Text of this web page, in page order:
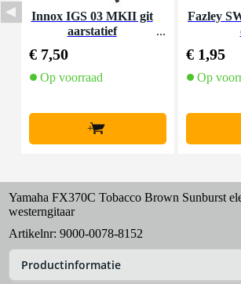
Innox IGS 03 MKII git
aarstatief
€ 7,50
Op voorraad
+
Fazley
€ 1,95
Op
Yamaha FX370C Tobacco Brown Sunburst
westerngitaar
Artikelnr: 9000-0078-8152
Productinformatie